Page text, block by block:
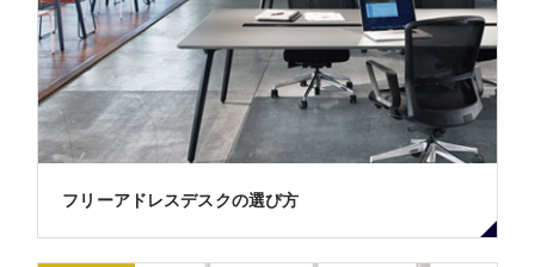
フリーアドレスデスクの選び方